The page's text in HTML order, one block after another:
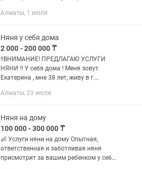
данный момент учусь на детского
Алматы, 1 июля
Няня у себя дома
2 000 - 200 000 ₸
!!️ВНИМАНИЕ! ПРЕДЛАГАЮ УСЛУГИ
НЯНИ !!️ У себя дома ! Меня зовут
Екатерина , мне 38 лет, живу в г.
Попова) 📌 Предлагаю услуги няни у
день...
Алматы, 23 июля
Няня на дому
100 000 - 300 000 ₸
👶 Услуги няни на дому Опытная,
ответственная и заботливая няня
присмотрит за вашим ребенком у себя